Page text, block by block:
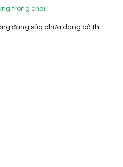
trong chai
đang sửa chữa dang dở thì